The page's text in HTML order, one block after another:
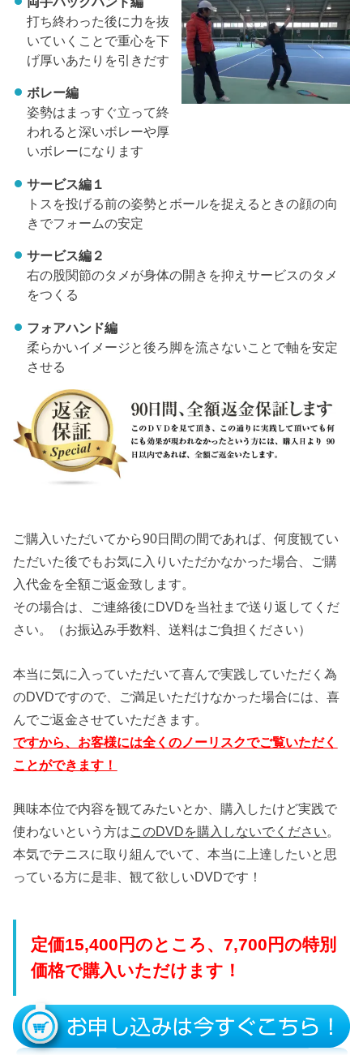
打ち終わった後に力を抜
いていくことで重心を下
げ厚いあたりを引きだす
ボレー編
姿勢はまっすぐ立って終
われると深いボレーや厚
いボレーになります
サービス編１
トスを投げる前の姿勢とボールを捉えるときの顔の向
きでフォームの安定
サービス編２
右の股関節のタメが身体の開きを抑えサービスのタメ
をつくる
フォアハンド編
柔らかいイメージと後ろ脚を流さないことで軸を安定
させる
ご購入いただいてから90日間の間であれば、何度観てい
ただいた後でもお気に入りいただかなかった場合、ご購
入代金を全額ご返金致します。
その場合は、ご連絡後にDVDを当社まで送り返してくだ
さい。（お振込み手数料、送料はご負担ください）
本当に気に入っていただいて喜んで実践していただく為
のDVDですので、ご満足いただけなかった場合には、喜
んでご返金させていただきます。
ですから、お客様には全くのノーリスクでご覧いただく
ことができます！
興味本位で内容を観てみたいとか、購入したけど実践で
使わないという方はこのDVDを購入しないでください。
本気でテニスに取り組んでいて、本当に上達したいと思
っている方に是非、観て欲しいDVDです！
定価15,400円のところ、7,700円の特別
価格で購入いただけます！